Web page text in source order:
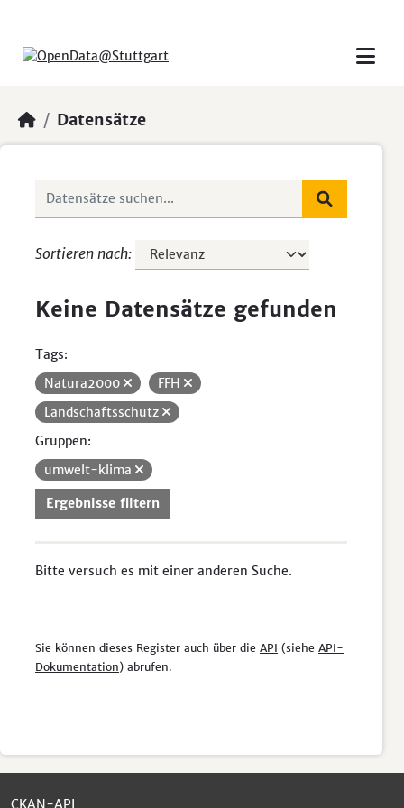
Datensätze
Sortieren nach
Keine Datensätze gefunden
Tags:
Natura2000
FFH
Landschaftsschutz
Gruppen:
umwelt-klima
Ergebnisse filtern
Bitte versuch es mit einer anderen Suche.
Sie können dieses Register auch über die API (siehe API-
Dokumentation) abrufen.
CKAN-API